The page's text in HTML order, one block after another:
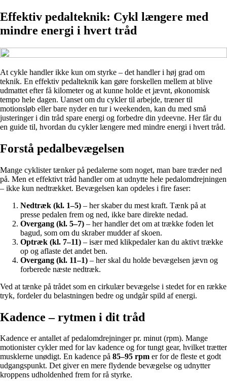
Effektiv pedalteknik: Cyk­l længere med
mindre energi i hvert tråd
At cykle handler ikke kun om styrke – det handler i høj grad om
teknik. En effektiv pedalteknik kan gøre forskellen mellem at blive
udmattet efter få kilometer og at kunne holde et jævnt, økonomisk
tempo hele dagen. Uanset om du cykler til arbejde, træner til
motionsløb eller bare nyder en tur i weekenden, kan du med små
justeringer i din tråd spare energi og forbedre din ydeevne. Her får du
en guide til, hvordan du cykler længere med mindre energi i hvert tråd.
Forstå pedalbevægelsen
Mange cyklister tænker på pedalerne som noget, man bare træder ned
på. Men et effektivt tråd handler om at udnytte hele pedalomdrejningen
– ikke kun nedtrækket. Bevægelsen kan opdeles i fire faser:
Nedtræk (kl. 1–5) – her skaber du mest kraft. Tænk på at
presse pedalen frem og ned, ikke bare direkte nedad.
Overgang (kl. 5–7) – her handler det om at trække foden let
bagud, som om du skraber mudder af skoen.
Optræk (kl. 7–11) – især med klikpedaler kan du aktivt trække
op og aflaste det andet ben.
Overgang (kl. 11–1) – her skal du holde bevægelsen jævn og
forberede næste nedtræk.
Ved at tænke på trådet som en cirkulær bevægelse i stedet for en række
tryk, fordeler du belastningen bedre og undgår spild af energi.
Kadence – rytmen i dit tråd
Kadence er antallet af pedalomdrejninger pr. minut (rpm). Mange
motionister cykler med for lav kadence og for tungt gear, hvilket trætter
musklerne unødigt. En kadence på 85–95 rpm er for de fleste et godt
udgangspunkt. Det giver en mere flydende bevægelse og udnytter
kroppens udholdenhed frem for rå styrke.